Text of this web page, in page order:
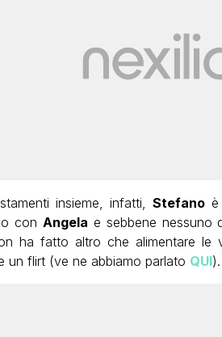
insieme, infatti, Stefanoè
con Angela e sebbene nessuno
ha fatto altro che alimentare
un flirt (ve ne abbiamo parlato QUI).